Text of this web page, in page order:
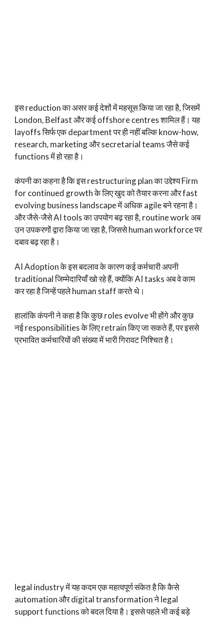
इस reduction का असर कई देशों में महसूस किया जा रहा है, जिसमें
London, Belfast और कई offshore centres शामिल हैं। यह
layoffs सिर्फ एक department पर ही नहीं बल्कि know-how,
research, marketing और secretarial teams जैसे कई
functions में हो रहा है।
कंपनी का कहना है कि इस restructuring plan का उद्देश्य Firm
for continued growth के लिए खुद को तैयार करना और fast
evolving business landscape में अधिक agile बने रहना है।
और जैसे-जैसे AI tools का उपयोग बढ़ रहा है, routine work अब
उन उपकरणों द्वारा किया जा रहा है, जिससे human workforce पर
दबाव बढ़ रहा है।
AI Adoption के इस बदलाव के कारण कई कर्मचारी अपनी
traditional जिम्मेदारियाँ खो रहे हैं, क्योंकि AI tasks अब वे काम
कर रहा है जिन्हें पहले human staff करते थे।
हालांकि कंपनी ने कहा है कि कुछ roles evolve भी होंगे और कुछ
नई responsibilities के लिए retrain किए जा सकते हैं, पर इससे
प्रभावित कर्मचारियों की संख्या में भारी गिरावट निश्चित है।
legal industry में यह कदम एक महत्वपूर्ण संकेत है कि कैसे
automation और digital transformation ने legal
support functions को बदल दिया है। इससे पहले भी कई बड़े